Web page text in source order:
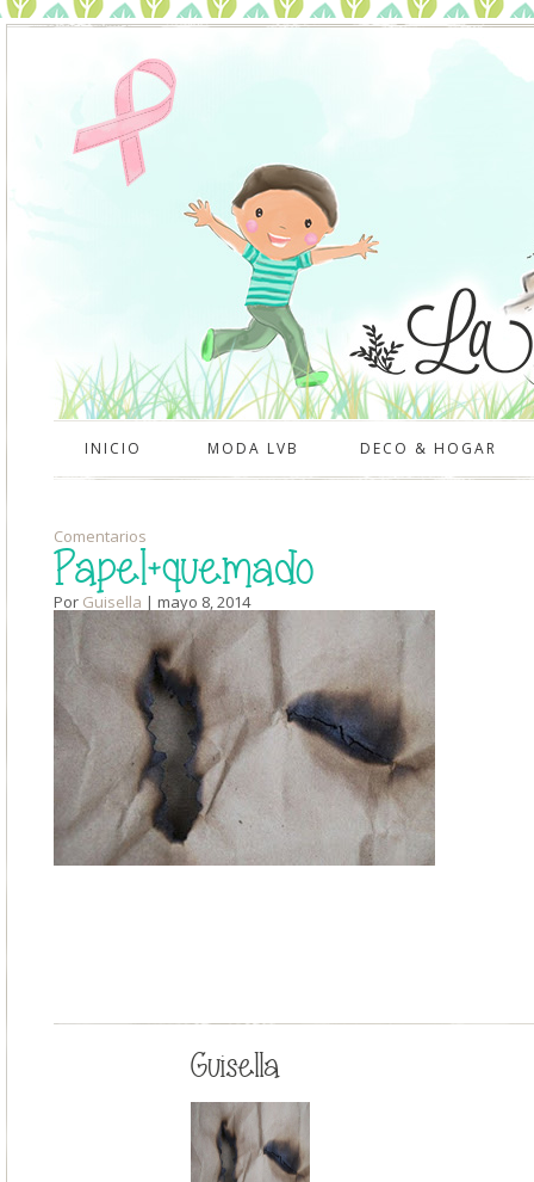
INICIO MODA LVB DECO & HOGAR
Comentarios
Papel+quemado
Por Guisella | mayo 8, 2014
Guisella